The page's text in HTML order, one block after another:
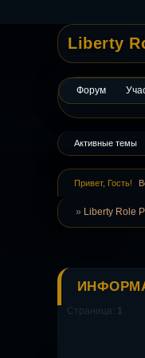
Liberty
Форум
Активные темы
Привет, Гость!
» Liberty Role
Страница: 1